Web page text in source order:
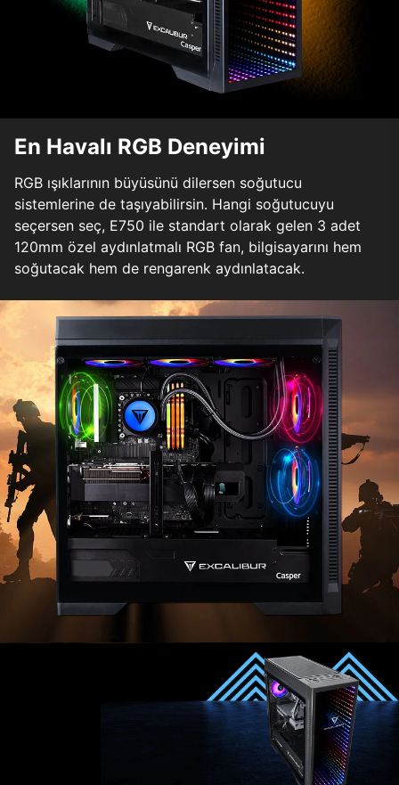
En Havalı RGB Deneyimi
RGB ışıklarının büyüsünü dilersen soğutucu
sistemlerine de taşıyabilirsin. Hangi soğutucuyu
seçersen seç, E750 ile standart olarak gelen 3 adet
120mm özel aydınlatmalı RGB fan, bilgisayarını hem
soğutacak hem de rengarenk aydınlatacak.